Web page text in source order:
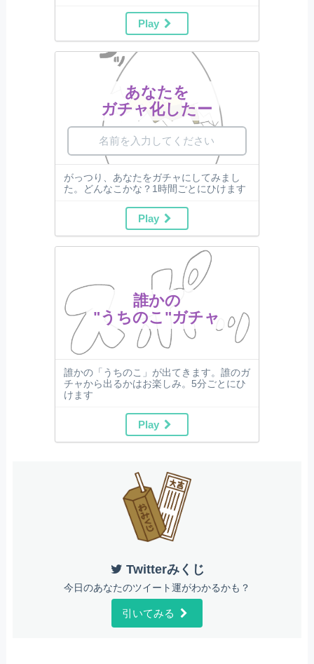
Play
あなたを
ガチャ化したー
がっつり、あなたをガチャにしてみまし
た。どんなこかな？1時間ごとにひけます
Play
誰かの
"うちのこ"ガチャ
誰かの「うちのこ」が出てきます。誰のガ
チャから出るかはお楽しみ。5分ごとにひ
けます
Play
Twitterみくじ
今日のあなたのツイート運がわかるかも？
引いてみる